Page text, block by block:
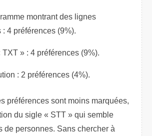
montrant des lignes
: 4 préférences (9%).
TXT » : 4 préférences (9%).
: 2 préférences (4%).
préférences sont moins marquées,
du sigle « STT » qui semble
de personnes. Sans chercher à